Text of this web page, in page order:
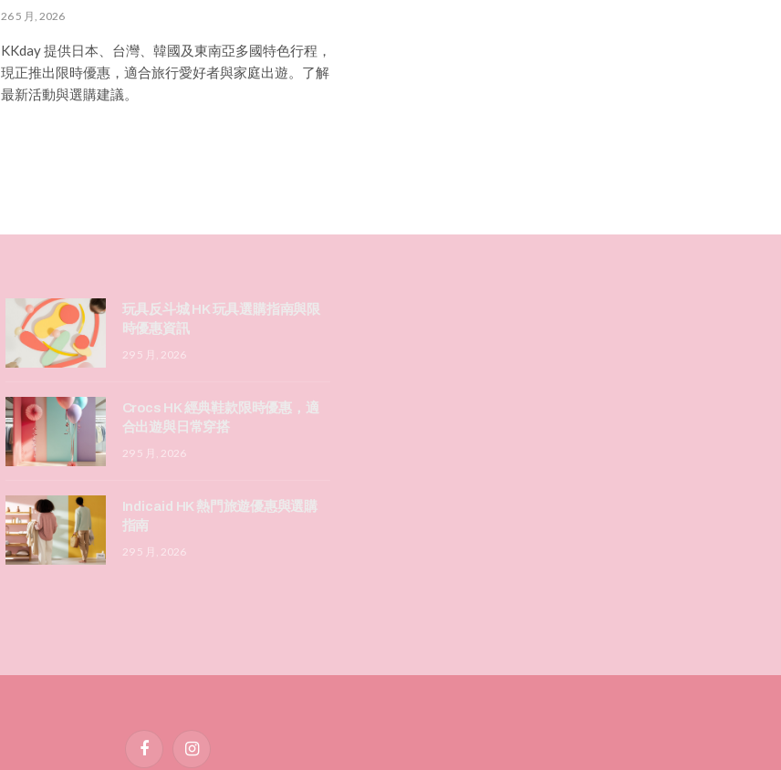
26 5 月, 2026
KKday 提供日本、台灣、韓國及東南亞多國特色行程，
現正推出限時優惠，適合旅行愛好者與家庭出遊。了解
最新活動與選購建議。
玩具反斗城 HK 玩具選購指南與限
時優惠資訊
29 5 月, 2026
Crocs HK 經典鞋款限時優惠，適
合出遊與日常穿搭
29 5 月, 2026
Indicaid HK 熱門旅遊優惠與選購
指南
29 5 月, 2026
FacebookInstagram